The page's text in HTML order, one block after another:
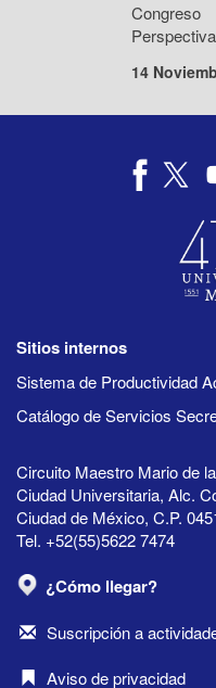
14
Sitios internos
Sistema de Productividad
Catálogo de Servicios
Circuito Maestro Mario de
Ciudad Universitaria, Alc.
Ciudad de México, C.P.
Tel. +52(55)5622 7474
¿Cómo llegar?
Suscripción a
Aviso de privacidad